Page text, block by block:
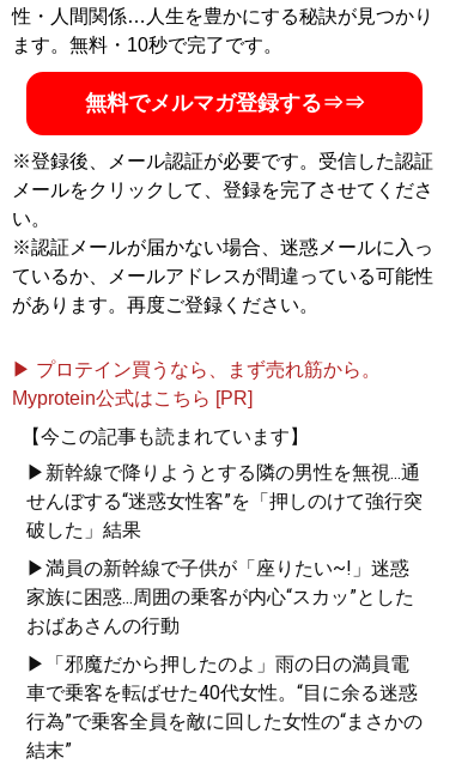
性・人間関係…人生を豊かにする秘訣が見つかり
ます。無料・10秒で完了です。
無料でメルマガ登録する⇒⇒
※登録後、メール認証が必要です。受信した認証
メールをクリックして、登録を完了させてくださ
い。
※認証メールが届かない場合、迷惑メールに入っ
ているか、メールアドレスが間違っている可能性
があります。再度ご登録ください。
▶ プロテイン買うなら、まず売れ筋から。
Myprotein公式はこちら [PR]
【今この記事も読まれています】
▶新幹線で降りようとする隣の男性を無視...通
せんぼする“迷惑女性客”を「押しのけて強行突
破した」結果
▶満員の新幹線で子供が「座りたい~!」迷惑
家族に困惑...周囲の乗客が内心“スカッ”とした
おばあさんの行動
▶「邪魔だから押したのよ」雨の日の満員電
車で乗客を転ばせた40代女性。“目に余る迷惑
行為”で乗客全員を敵に回した女性の“まさかの
結末”